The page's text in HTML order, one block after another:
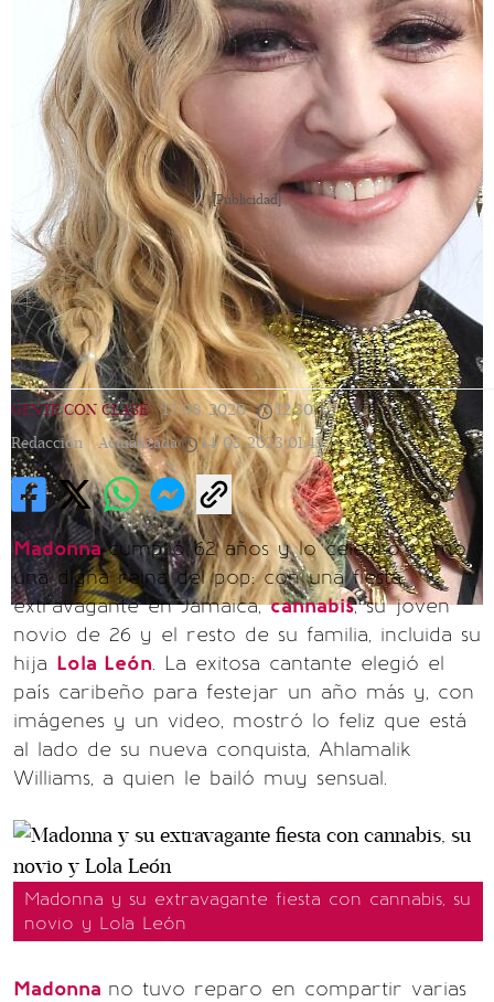
(AFP)
[Publicidad]
GENTE CON CLASE | 17/08/2020 | 12:30 |
Redacción |
Actualizada 14/05/2023 01:45
Madonnacumplió 62 años y lo celebró como
una digna reina del pop: con una fiesta
extravagante en Jamaica,cannabis, su joven
novio de 26 y el resto de su familia, incluida su
hija Lola León. La exitosa cantante elegió el
país caribeño para festejar un año más y, con
imágenes y un video, mostró lo feliz que está
al lado de su nueva conquista, Ahlamalik
Williams, a quien le bailó muy sensual.
Madonna y su extravagante fiesta con cannabis, su
novio y Lola León
Madonna no tuvo reparo en compartir varias